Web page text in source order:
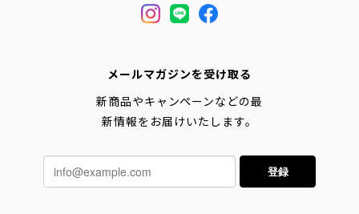
メールマガジンを受け取る
新商品やキャンペーンなどの最
新情報をお届けいたします。
登録